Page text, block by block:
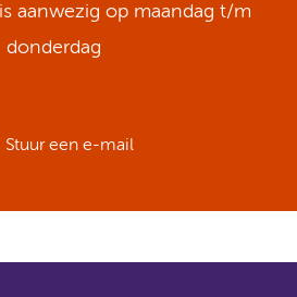
aanwezig op maandag t/m
donderdag
Stuur een e-mail